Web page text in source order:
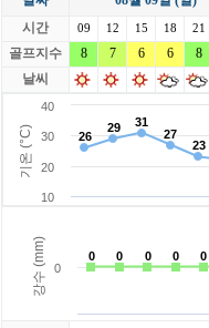
라싸
락가든
로제비앙
루트52
마에스트로
마이다스
베뉴지
베르힐영종
블랙스톤GC이천
빅토리아
시간
09 12 15 18 21
골프지수 8 7 6 6
8
날씨